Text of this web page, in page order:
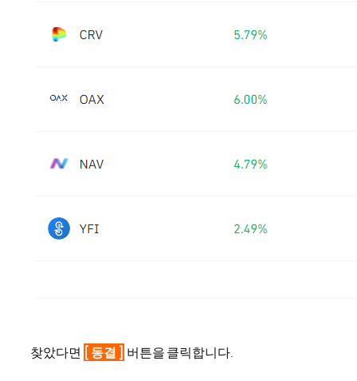
찾았다면 [ 동결 ] 버튼을 클릭합니다.